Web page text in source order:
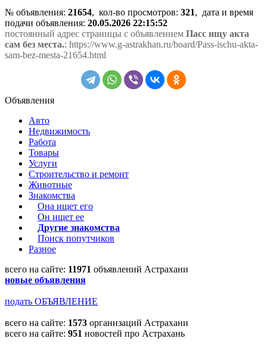
№ объявления: 21654, кол-во просмотров: 321, дата и время
подачи объявления: 20.05.2026 22:15:52
постоянный адрес страницы с объявлением Пасс ищу акта
сам без места.: https://www.g-astrakhan.ru/board/Pass-ischu-akta-
sam-bez-mesta-21654.html
Объявления
Авто
Недвижимость
Работа
Товары
Услуги
Строительство и ремонт
Животные
Знакомства
Она ищет его
Он ищет ее
Другие знакомства
Поиск попутчиков
Разное
всего на сайте: 11971 объявлений Астрахани
новые объявления
подать ОБЪЯВЛЕНИЕ
всего на сайте: 1573 организаций Астрахани
всего на сайте: 951 новостей про Астрахань